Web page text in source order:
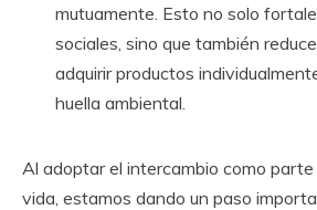
mutuamente. Esto no solo
sociales, sino que también
adquirir productos
huella ambiental.
Al adoptar el intercambio como
vida, estamos dando un paso